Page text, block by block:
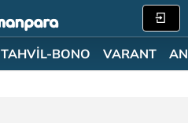
TAHVİL-BONO VARANT